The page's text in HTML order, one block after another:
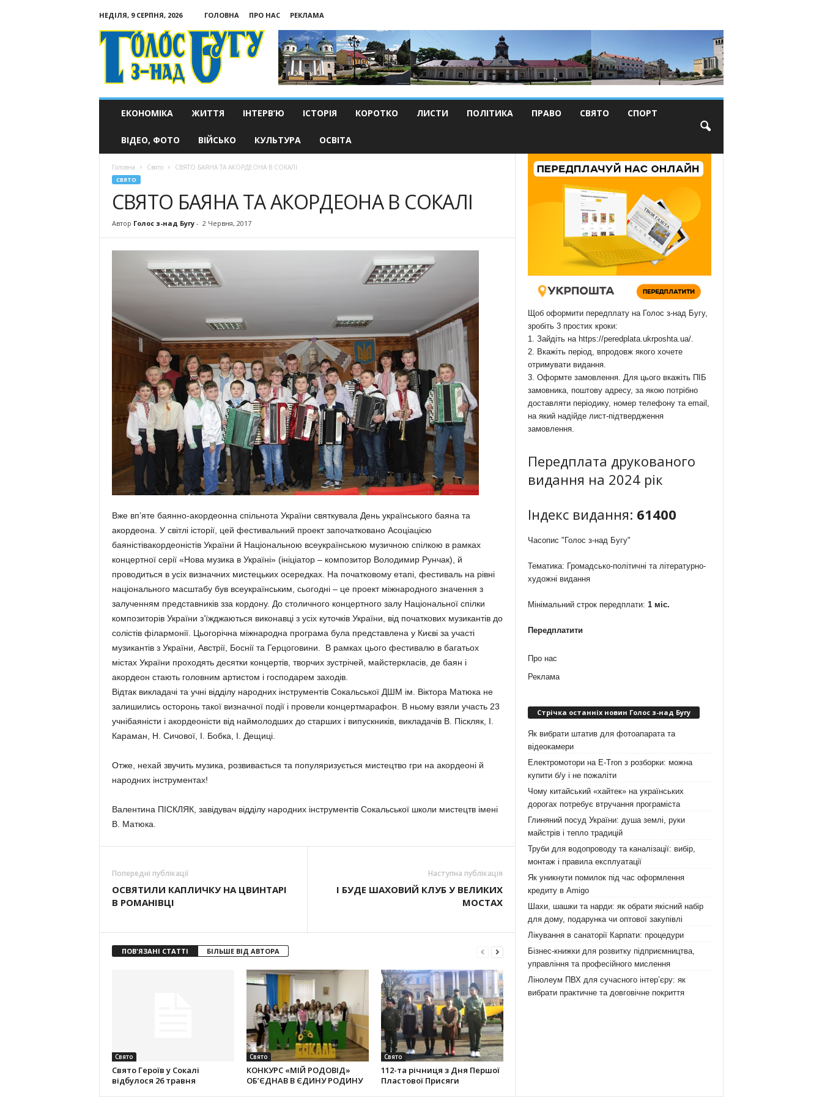
НЕДІЛЯ, 9 СЕРПНЯ, 2026 ГОЛОВНА ПРО НАС
РЕКЛАМА
Голос
з-
ЕКОНОМІКА ЖИТТЯ ІНТЕРВ’Ю ІСТОРІЯ КОРОТКО ЛИСТИ ПОЛІТИКА ПРАВО СВЯТО СПОРТ
ВІДЕО, ФОТО ВІЙСЬКО КУЛЬТУРА ОСВІТА
Головна Свято СВЯТО БАЯНА ТА АКОРДЕОНА В СОКАЛІ
СВЯТО
СВЯТО БАЯНА ТА АКОРДЕОНА В СОКАЛІ
Автор Голос з-над Бугу- 2 Червня, 2017
Вже вп’яте баянно-акордеонна спільнота України святкувала День українського баяна та
акордеона. У світлі історії, цей фестивальний проект започатковано Асоціацією
баяністівакордеоністів України й Національною всеукраїнською музичною спілкою в рамках
концертної серії «Нова музика в Україні» (ініціатор – композитор Володимир Рунчак), й
проводиться в усіх визначних мистецьких осередках. На початковому етапі, фестиваль на рівні
національного масштабу був всеукраїнським, сьогодні – це проект міжнародного значення з
залученням представників зза кордону. До столичного концертного залу Національної спілки
композиторів України з’їжджаються виконавці з усіх куточків України, від початкових музикантів до
солістів філармонії. Цьогорічна міжнародна програма була представлена у Києві за участі
музикантів з України, Австрії, Боснії та Герцоговини. В рамках цього фестивалю в багатьох
містах України проходять десятки концертів, творчих зустрічей, майстеркласів, де баян і
акордеон стають головним артистом і господарем заходів.
Відтак викладачі та учні відділу народних інструментів Сокальської ДШМ ім. Віктора Матюка не
залишились осторонь такої визначної події і провели концертмарафон. В ньому взяли участь 23
учнібаяністи і акордеоністи від наймолодших до старших і випускників, викладачів В. Піскляк, І.
Караман, Н. Сичової, І. Бобка, І. Дещиці.
Отже, нехай звучить музика, розвивається та популяризується мистецтво гри на акордеоні й
народних інструментах!
Валентина ПІСКЛЯК, завідувач відділу народних інструментів Сокальської школи мистецтв імені
В. Матюка.
Попередні публікації
ОСВЯТИЛИ КАПЛИЧКУ НА ЦВИНТАРІ
В РОМАНІВЦІ
Наступна публікація
І БУДЕ ШАХОВИЙ КЛУБ У ВЕЛИКИХ
МОСТАХ
ПОВ'ЯЗАНІ СТАТТІ БІЛЬШЕ ВІД АВТОРА
Свято
Свято Героїв у Сокалі
відбулося 26 травня
Свято
КОНКУРС «МІЙ РОДОВІД»
ОБ’ЄДНАВ В ЄДИНУ РОДИНУ
Свято
112-та річниця з Дня Першої
Пластової Присяги
Щоб оформити передплату на Голос з-над Бугу,
зробіть 3 простих кроки:
1. Зайдіть на https://peredplata.ukrposhta.ua/.
2. Вкажіть період, впродовж якого хочете
отримувати видання.
3. Оформте замовлення. Для цього вкажіть ПІБ
замовника, поштову адресу, за якою потрібно
доставляти періодику, номер телефону та email,
на який надійде лист-підтвердження
замовлення.
Передплата друкованого
видання на 2024 рік
Індекс видання: 61400
Часопис "Голос з-над Бугу"
Тематика: Громадсько-політичні та літературно-
художні видання
Мінімальний строк передплати: 1 міс.
Передплатити
Про нас
Реклама
Стрічка останніх новин Голос з-над Бугу
Як вибрати штатив для фотоапарата та
відеокамери
Електромотори на E-Tron з розборки: можна
купити б/у і не пожаліти
Чому китайський «хайтек» на українських
дорогах потребує втручання програміста
Глиняний посуд України: душа землі, руки
майстрів і тепло традицій
Труби для водопроводу та каналізації: вибір,
монтаж і правила експлуатації
Як уникнути помилок під час оформлення
кредиту в Amigo
Шахи, шашки та нарди: як обрати якісний набір
для дому, подарунка чи оптової закупівлі
Лікування в санаторії Карпати: процедури
Бізнес-книжки для розвитку підприємництва,
управління та професійного мислення
Лінолеум ПВХ для сучасного інтер’єру: як
вибрати практичне та довговічне покриття